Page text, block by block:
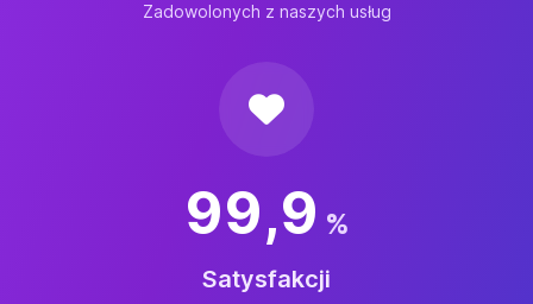
Zadowolonych z naszych usług
99,9 %
Satysfakcji